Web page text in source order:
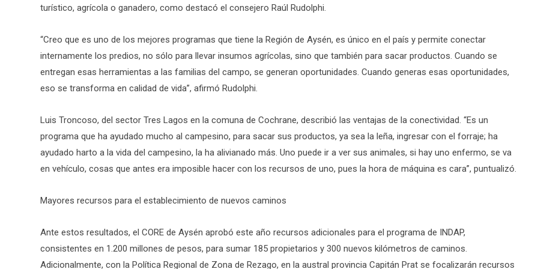
turístico, agrícola o ganadero, como destacó el consejero Raúl Rudolphi.
“Creo que es uno de los mejores programas que tiene la Región de Aysén, es único en el país y permite conectar
internamente los predios, no sólo para llevar insumos agrícolas, sino que también para sacar productos. Cuando se
entregan esas herramientas a las familias del campo, se generan oportunidades. Cuando generas esas oportunidades,
eso se transforma en calidad de vida”, afirmó Rudolphi.
Luis Troncoso, del sector Tres Lagos en la comuna de Cochrane, describió las ventajas de la conectividad. “Es un
programa que ha ayudado mucho al campesino, para sacar sus productos, ya sea la leña, ingresar con el forraje; ha
ayudado harto a la vida del campesino, la ha alivianado más. Uno puede ir a ver sus animales, si hay uno enfermo, se va
en vehículo, cosas que antes era imposible hacer con los recursos de uno, pues la hora de máquina es cara”, puntualizó.
Mayores recursos para el establecimiento de nuevos caminos
Ante estos resultados, el CORE de Aysén aprobó este año recursos adicionales para el programa de INDAP,
consistentes en 1.200 millones de pesos, para sumar 185 propietarios y 300 nuevos kilómetros de caminos.
Adicionalmente, con la Política Regional de Zona de Rezago, en la austral provincia Capitán Prat se focalizarán recursos